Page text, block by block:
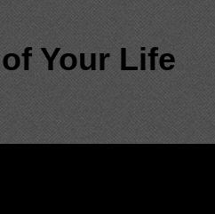
Your Life